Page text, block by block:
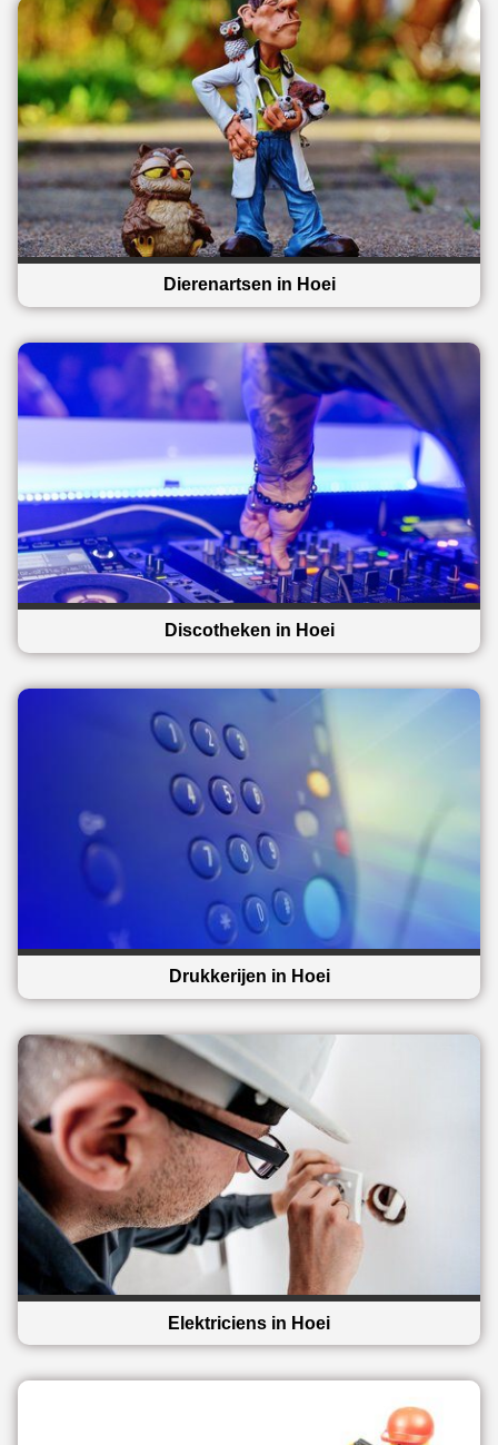
Dierenartsen in Hoei
Discotheken in Hoei
Drukkerijen in Hoei
Elektriciens in Hoei